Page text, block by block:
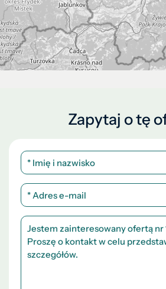
Zapytaj o tę